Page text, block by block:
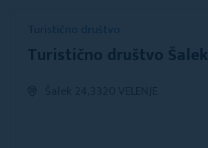
Turistično društvo
Turistično društvo Šalek